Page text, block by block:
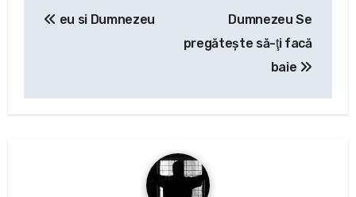
eu si Dumnezeu
Dumnezeu Se
pregăteşte să-ţi facă
baie